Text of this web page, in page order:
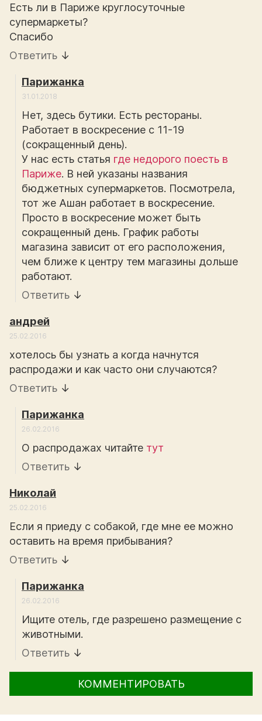
Есть ли в Париже круглосуточные
супермаркеты?
Спасибо
Ответить ↓
Парижанка
31.01.2018
Нет, здесь бутики. Есть рестораны.
Работает в воскресение с 11-19
(сокращенный день).
У нас есть статья где недорого поесть в
Париже. В ней указаны названия
бюджетных супермаркетов. Посмотрела,
тот же Ашан работает в воскресение.
Просто в воскресение может быть
сокращенный день. График работы
магазина зависит от его расположения,
чем ближе к центру тем магазины дольше
работают.
Ответить ↓
андрей
25.02.2016
хотелось бы узнать а когда начнутся
распродажи и как часто они случаются?
Ответить ↓
Парижанка
26.02.2016
О распродажах читайте тут
Ответить ↓
Николай
25.02.2016
Если я приеду с собакой, где мне ее можно
оставить на время прибывания?
Ответить ↓
Парижанка
26.02.2016
Ищите отель, где разрешено размещение с
животными.
Ответить ↓
КОММЕНТИРОВАТЬ